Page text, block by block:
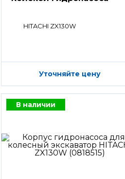
HITACHI ZX130W
Уточняйте цену
В наличии